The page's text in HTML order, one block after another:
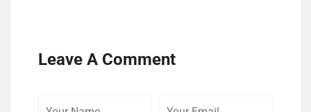
Leave A Comment